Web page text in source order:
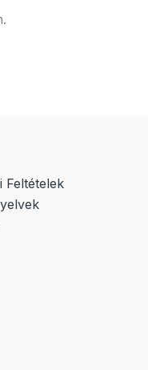
Feltételek